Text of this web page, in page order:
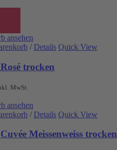
ansehen
/ Details Quick View
trocken
MwSt.
ansehen
/ Details Quick View
Meissenweiss trocken